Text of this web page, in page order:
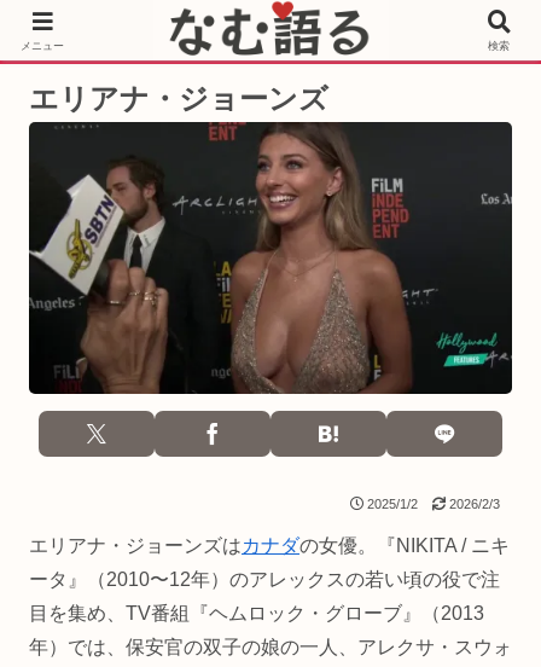
［PR］Prime Video もっと観るならサブスクリプション
エリアナ・ジョーンズ
2025/1/2 2026/2/3
エリアナ・ジョーンズはカナダの女優。『NIKITA / ニキ
ータ』（2010〜12年）のアレックスの若い頃の役で注
目を集め、TV番組『ヘムロック・グローブ』（2013
年）では、保安官の双子の娘の一人、アレクサ・スウォ
メニュー 検索